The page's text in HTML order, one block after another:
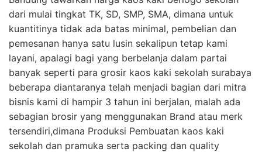
dari mulai tingkat TK, SD, SMP, SMA, dimana untuk
kuantitinya tidak ada batas minimal, pembelian dan
pemesanan hanya satu lusin sekalipun tetap kami
layani, apalagi bagi yang berbelanja dalam partai
banyak seperti para grosir kaos kaki sekolah surabaya
beberapa diantaranya telah menjadi bagian dari mitra
bisnis kami di hampir 3 tahun ini berjalan, malah ada
sebagian brosir yang menggunakan Brand atau merk
tersendiri,dimana Produksi Pembuatan kaos kaki
sekolah dan pramuka serta packing dan quality